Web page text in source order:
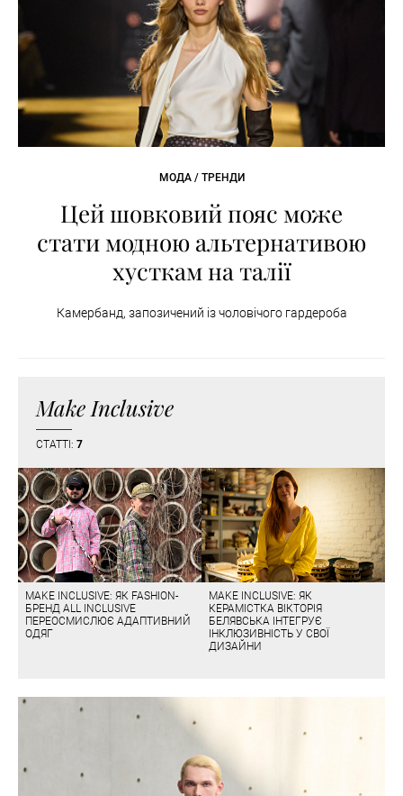
МОДА / ТРЕНДИ
Цей шовковий пояс може
стати модною альтернативою
хусткам на талії
Камербанд, запозичений із чоловічого гардероба
Make Inclusive
СТАТТІ: 7
MAKE INCLUSIVE: ЯК FASHION-
БРЕНД ALL INCLUSIVE
ПЕРЕОСМИСЛЮЄ АДАПТИВНИЙ
ОДЯГ
MAKE INCLUSIVE: ЯК
КЕРАМІСТКА ВІКТОРІЯ
БЕЛЯВСЬКА ІНТЕГРУЄ
ІНКЛЮЗИВНІСТЬ У СВОЇ
ДИЗАЙНИ